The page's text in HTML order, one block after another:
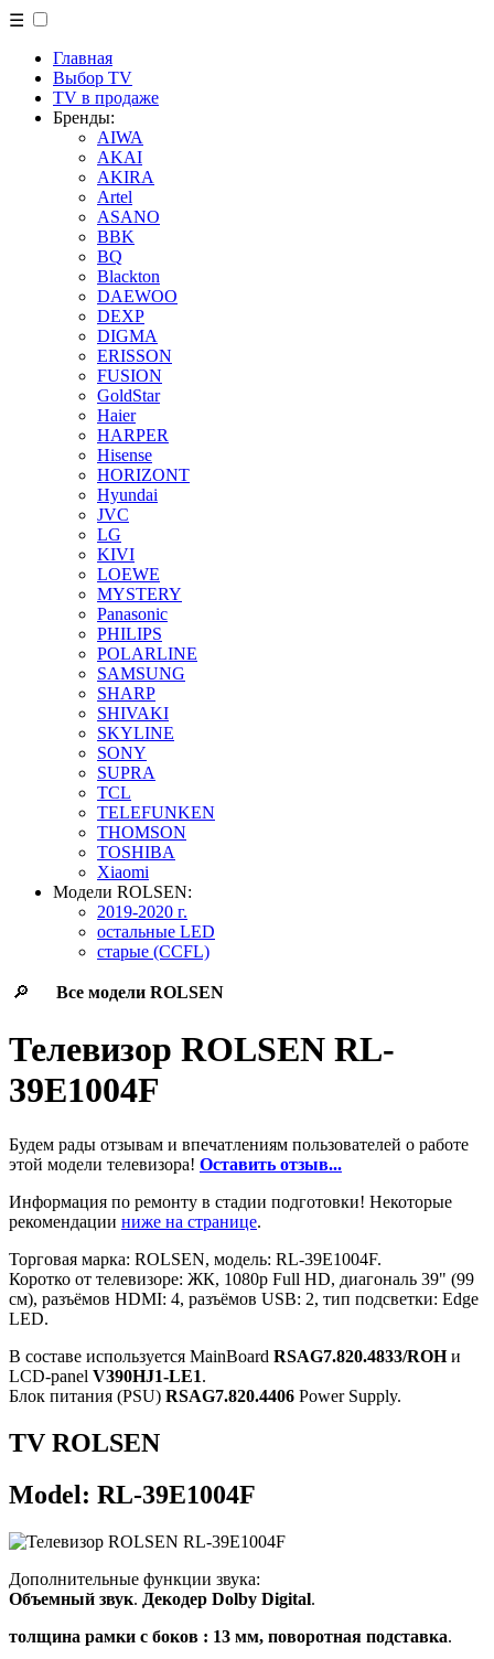
☰
Главная
Выбор TV
TV в продаже
Бренды:
AIWA
AKAI
AKIRA
Artel
ASANO
BBK
BQ
Blackton
DAEWOO
DEXP
DIGMA
ERISSON
FUSION
GoldStar
Haier
HARPER
Hisense
HORIZONT
Hyundai
JVC
LG
KIVI
LOEWE
MYSTERY
Panasonic
PHILIPS
POLARLINE
SAMSUNG
SHARP
SHIVAKI
SKYLINE
SONY
SUPRA
TCL
TELEFUNKEN
THOMSON
TOSHIBA
Xiaomi
Модели ROLSEN:
2019-2020 г.
остальные LED
старые (CCFL)
🔎 Все модели ROLSEN
Телевизор ROLSEN RL-
39E1004F
Будем рады отзывам и впечатлениям пользователей о работе
этой модели телевизора! Оставить отзыв...
Информация по ремонту в стадии подготовки! Некоторые
рекомендации ниже на странице.
Торговая марка: ROLSEN, модель: RL-39E1004F.
Коротко от телевизоре: ЖК, 1080p Full HD, диагональ 39" (99
см), разъёмов HDMI: 4, разъёмов USB: 2, тип подсветки: Edge
LED.
В составе используется MainBoard RSAG7.820.4833/ROHи
LCD-panel V390HJ1-LE1.
Блок питания (PSU) RSAG7.820.4406 Power Supply.
TV ROLSEN
Model: RL-39E1004F
Дополнительные функции звука:
Объемный звук. Декодер Dolby Digital.
толщина рамки с боков : 13 мм, поворотная подставка.